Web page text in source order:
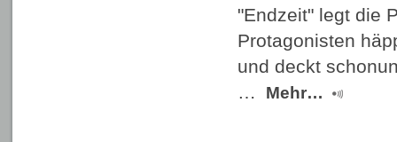
"Endzeit" legt die
Protagonisten
und deckt
…
Mehr…